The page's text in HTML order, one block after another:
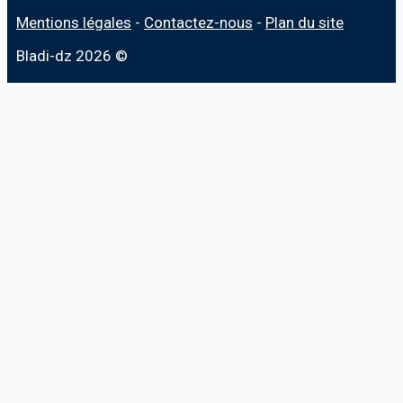
Mentions légales - Contactez-nous - Plan du site
Bladi-dz 2026 ©